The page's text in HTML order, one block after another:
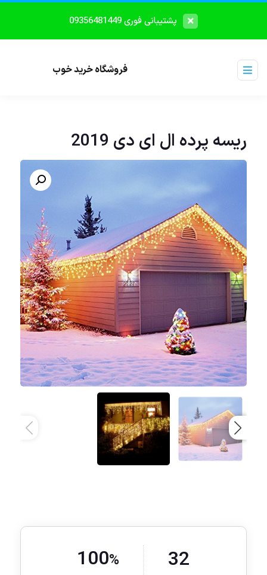
پشتیبانی فوری 09356481449
فروشگاه خرید خوب
ریسه پرده ال ای دی 2019
32
100%